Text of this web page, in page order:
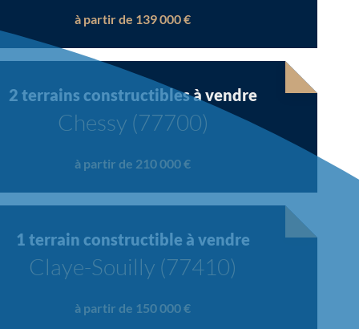
à partir de 139 000 €
2 terrains constructibles à vendre
Chessy (77700)
à partir de 210 000 €
1 terrain constructible à vendre
Claye-Souilly (77410)
à partir de 150 000 €